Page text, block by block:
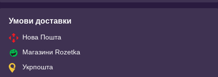
Умови доставки
Нова Пошта
Магазини Rozetka
Укрпошта